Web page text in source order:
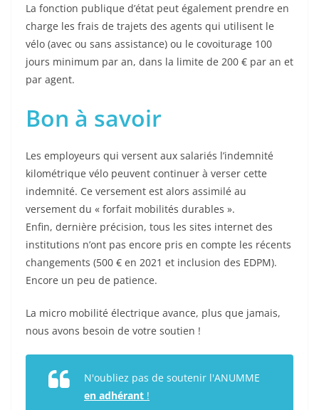
La fonction publique d’état peut également prendre en
charge les frais de trajets des agents qui utilisent le
vélo (avec ou sans assistance) ou le covoiturage 100
jours minimum par an, dans la limite de 200 € par an et
par agent.
Bon à savoir
Les employeurs qui versent aux salariés l’indemnité
kilométrique vélo peuvent continuer à verser cette
indemnité. Ce versement est alors assimilé au
versement du « forfait mobilités durables ».
Enfin, dernière précision, tous les sites internet des
institutions n’ont pas encore pris en compte les récents
changements (500 € en 2021 et inclusion des EDPM).
Encore un peu de patience.
La micro mobilité électrique avance, plus que jamais,
nous avons besoin de votre soutien !
N'oubliez pas de soutenir l'ANUMME
en adhérant !